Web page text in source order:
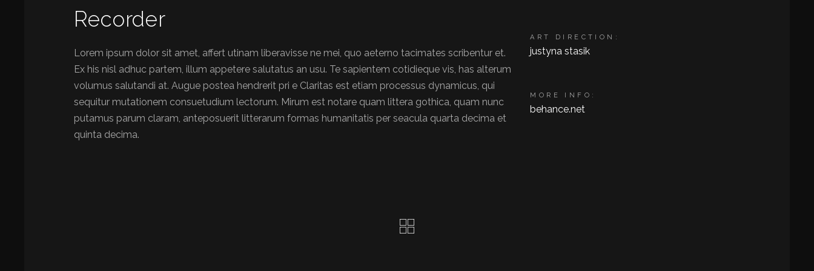
Recorder
Lorem ipsum dolor sit amet, affert utinam liberavisse ne mei, quo aeterno tacimates scribentur et.
Ex his nisl adhuc partem, illum appetere salutatus an usu. Te sapientem cotidieque vis, has alterum
volumus salutandi at. Augue postea hendrerit pri e Claritas est etiam processus dynamicus, qui
sequitur mutationem consuetudium lectorum. Mirum est notare quam littera gothica, quam nunc
putamus parum claram, anteposuerit litterarum formas humanitatis per seacula quarta decima et
quinta decima.
ART DIRECTION:
justyna stasik
MORE INFO:
behance.net